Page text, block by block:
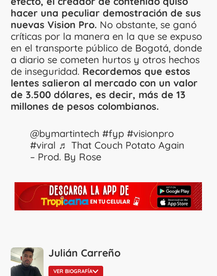
hacer una peculiar demostración de sus
nuevas Vision Pro. No obstante, se ganó
críticas por la manera en la que se expuso
en el transporte público de Bogotá, donde
a diario se cometen hurtos y otros hechos
de inseguridad. Recordemos que estos
lentes salieron al mercado con un valor
de 3.500 dólares, es decir, más de 13
millones de pesos colombianos.
@bymartintech #fyp #visionpro
#viral ♬ That Couch Potato Again
– Prod. By Rose
Julián Carreño
VER BIOGRAFÍA